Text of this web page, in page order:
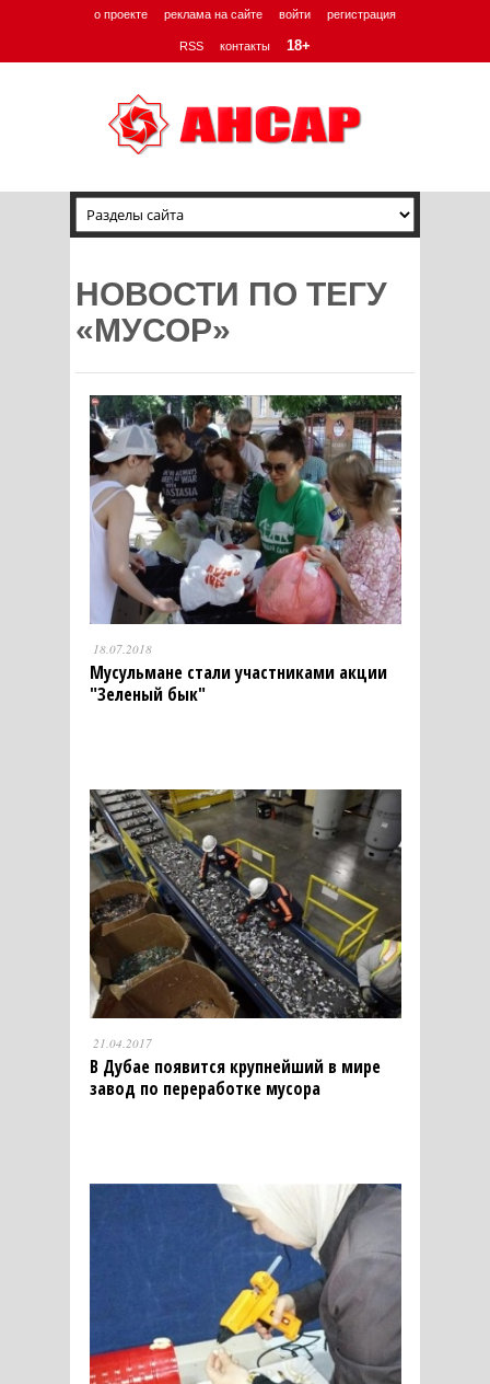
о проекте реклама на сайте войти регистрация
RSS контакты 18+
НОВОСТИ ПО ТЕГУ
«МУСОР»
18.07.2018
Мусульмане стали участниками акции
"Зеленый бык"
21.04.2017
В Дубае появится крупнейший в мире
завод по переработке мусора